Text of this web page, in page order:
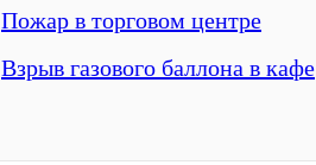
Пожар в торговом центре
Взрыв газового баллона в кафе